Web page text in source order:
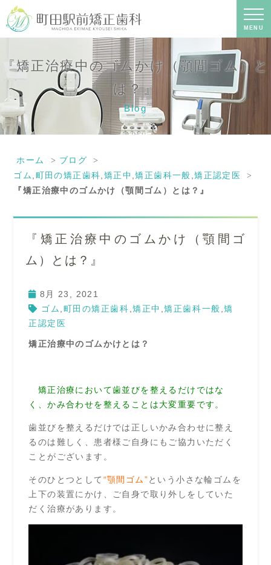
MENU
『矯正治療中のゴムかけ（顎間ゴム）
とは？』｜町田の矯正歯科専門の歯科
医院｜土日診療-町田駅前矯正歯科
『矯正治療中のゴムかけ（顎間ゴム）と
は？』
Blog
ホーム
ブログ
ゴム 町田の矯正歯科 矯正中 ,矯正歯科一般 ,矯正認定医
『矯正治療中のゴムかけ（顎間ゴム）とは？』
『矯正治療中のゴムかけ（顎間ゴ
ム）とは？』
8月 23, 2021
ゴム 町田の矯正歯科 矯正中 ,矯正歯科一般 ,矯
正認定医
矯正治療中のゴムかけとは？
矯正治療において歯並びを整えるだけではな
く、かみ合わせを整えることは大変重要です。
歯並びを整えるだけでは正しいかみ合わせに整え
るのは難しく、患者様ご自身にもご協力いただく
ことがございます。
そのひとつとして “顎間ゴム”という小さな輪ゴムを
上下の装置にかけ、ご自身で取り外しをしていた
だく治療があります。